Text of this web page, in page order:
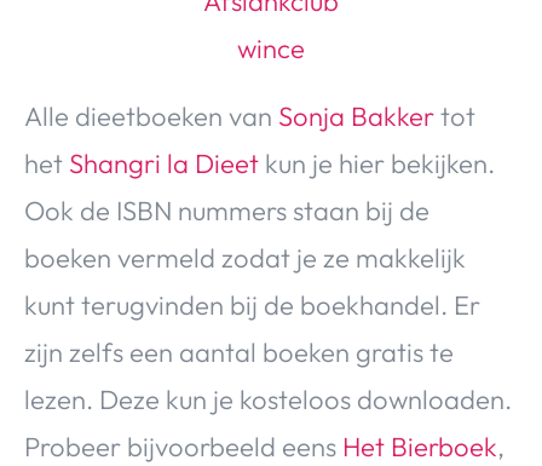
De Top 5
VALERIE'S CHOICE
Food & Drinks Health & Beauty Gadgets
Huis & Tuin
Travel
Lifestyle
Alle dieetboeken van Sonja Bakkertot
het Shangri la Dieet kun je hier bekijken.
Ook de ISBN nummers staan bij de
boeken vermeld zodat je ze makkelijk
kunt terugvinden bij de boekhandel. Er
zijn zelfs een aantal boeken gratis te
lezen. Deze kun je kosteloos downloaden.
Probeer bijvoorbeeld eens Het Bierboek,